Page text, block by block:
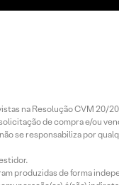
na Resolução CVM 20/
de compra e/ou
se responsabiliza por
produzidas de forma